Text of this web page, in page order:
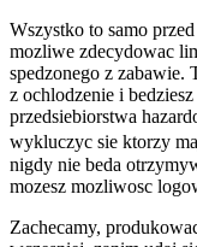
Wszystko to samo
mozliwe zdecydowac
spedzonego z zabawie.
z ochlodzenie i
przedsiebiorstwa
wykluczyc sie ktorzy
nigdy nie beda
mozesz mozliwosc
Zachecamy,